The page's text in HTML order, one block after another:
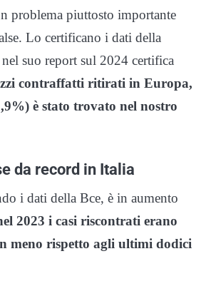
problema piuttosto importante
Lo certificano i dati della
suo report sul 2024 certifica
contraffatti ritirati in Europa,
è stato trovato nel nostro
da record in Italia
i dati della Bce, è in aumento
2023 i casi riscontrati erano
meno rispetto agli ultimi dodici